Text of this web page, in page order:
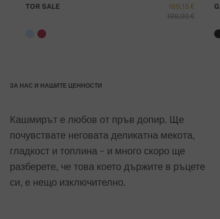
169,15 €
199,00 €
TOR SALE
ЗА НАС И НАШИТЕ ЦЕННОСТИ
Кашмирът е любов от пръв допир. Ще
почувствате неговата деликатна мекота,
гладкост и топлина - и много скоро ще
разберете, че това което държите в ръцете
си, е нещо изключително.